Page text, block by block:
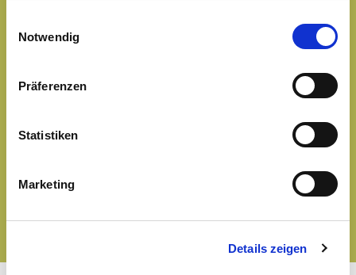
Cookies, wenn Sie unsere Webseite weiterhin nutzen.
Notwendig
Präferenzen
Statistiken
Marketing
Details zeigen